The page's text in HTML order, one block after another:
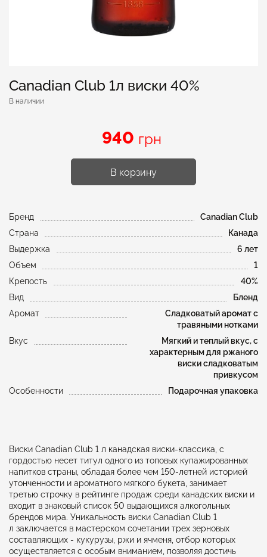
Canadian Club 1л виски 40%
В наличии
940 грн
В корзину
Бренд
Canadian Club
Страна
Канада
Выдержка
6 лет
Объем
1
Крепость
40%
Вид
Бленд
Аромат
Сладковатый аромат с
травяными нотками
Вкус
Мягкий и теплый вкус, с
характерным для ржаного
виски сладковатым
привкусом
Особенности
Подарочная упаковка
Виски Canadian Club 1 л канадская виски-классика, с
гордостью несет титул одного из топовых купажированных
напитков страны, обладая более чем 150-летней историей
утонченности и ароматного мягкого букета, занимает
третью строчку в рейтинге продаж среди канадских виски и
входит в знаковый список 50 выдающихся алкогольных
брендов мира. Уникальность виски Canadian Club 1
л заключается в мастерском сочетании трех зерновых
составляющих - кукурузы, ржи и ячменя, отбор которых
осуществляется с особым вниманием, позволяя достичь